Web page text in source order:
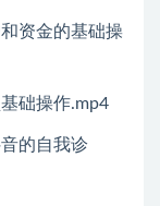
资金的基础操
础操作.mp4
的自我诊